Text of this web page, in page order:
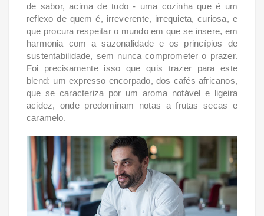
de sabor, acima de tudo - uma cozinha que é um
reflexo de quem é, irreverente, irrequieta, curiosa, e
que procura respeitar o mundo em que se insere, em
harmonia com a sazonalidade e os princípios de
sustentabilidade, sem nunca comprometer o prazer.
Foi precisamente isso que quis trazer para este
blend: um expresso encorpado, dos cafés africanos,
que se caracteriza por um aroma notável e ligeira
acidez, onde predominam notas a frutas secas e
caramelo.